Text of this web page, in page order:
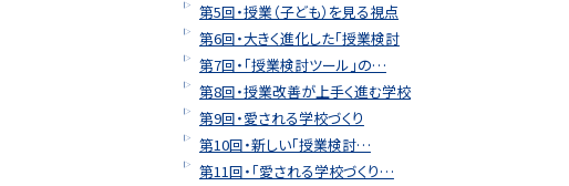
第5回・授業（子ども）を見る視点
第6回・大きく進化した「授業検討
第7回・「授業検討ツール」の…
第8回・授業改善が上手く進む学校
第9回・愛される学校づくり
第10回・新しい「授業検討…
第11回・「愛される学校づくり…